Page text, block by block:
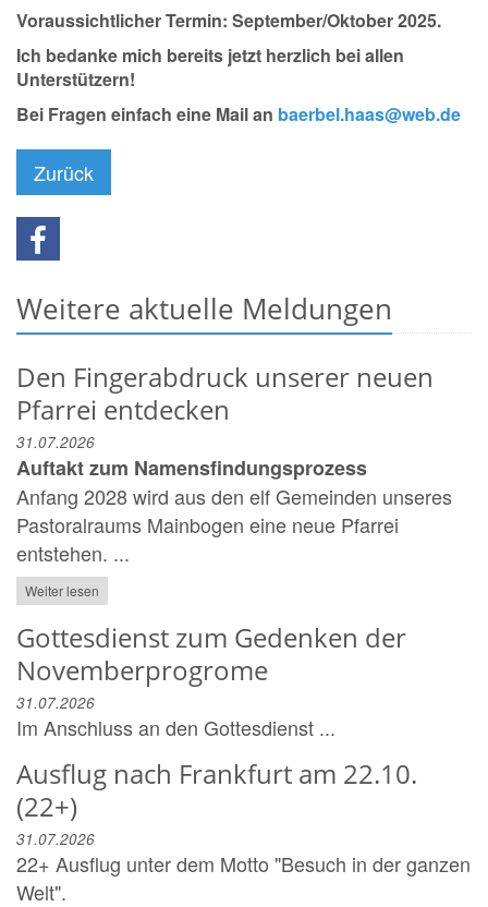
Voraussichtlicher Termin: September/Oktober 2025.
Ich bedanke mich bereits jetzt herzlich bei allen
Unterstützern!
Bei Fragen einfach eine Mail an baerbel.haas@web.de
Zurück
Weitere aktuelle Meldungen
Den Fingerabdruck unserer neuen
Pfarrei entdecken
31.07.2026
Auftakt zum Namensfindungsprozess
Anfang 2028 wird aus den elf Gemeinden unseres
Pastoralraums Mainbogen eine neue Pfarrei
entstehen. ...
Weiter lesen
Gottesdienst zum Gedenken der
Novemberprogrome
31.07.2026
Im Anschluss an den Gottesdienst ...
Ausflug nach Frankfurt am 22.10.
(22+)
31.07.2026
22+ Ausflug unter dem Motto "Besuch in der ganzen
Welt".